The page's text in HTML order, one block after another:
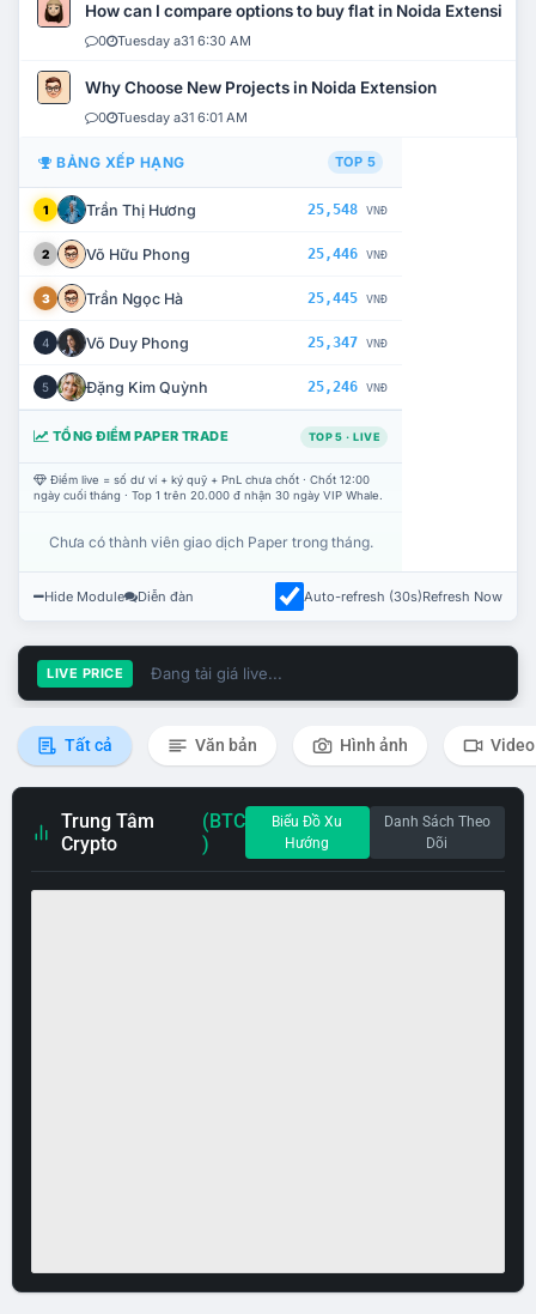
How can I compare options to buy flat in Noida Extension?
0 Tuesday a31 6:30 AM
Why Choose New Projects in Noida Extension
0 Tuesday a31 6:01 AM
BẢNG XẾP HẠNG TOP 5
1 Trần Thị Hương 25,548 VNĐ
2 Võ Hữu Phong 25,446 VNĐ
3 Trần Ngọc Hà 25,445 VNĐ
4 Võ Duy Phong 25,347 VNĐ
5 Đặng Kim Quỳnh 25,246 VNĐ
TỔNG ĐIỂM PAPER TRADE TOP 5 · LIVE
Điểm live = số dư ví + ký quỹ + PnL chưa chốt · Chốt 12:00
ngày cuối tháng · Top 1 trên 20.000 đ nhận 30 ngày VIP Whale.
Chưa có thành viên giao dịch Paper trong tháng.
Hide Module Diễn đàn Auto-refresh (30s)Refresh Now
LIVE PRICE Đang tải giá live...
Tất cả Văn bản Hình ảnh Video
Trung Tâm
Crypto
(BTC
)
Biểu Đồ Xu
Hướng
Danh Sách Theo
Dõi